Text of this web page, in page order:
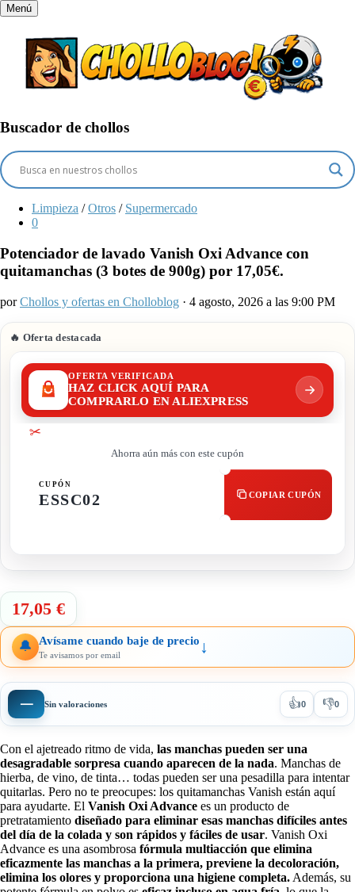
Menú
Buscador de chollos
Limpieza / Otros / Supermercado
0
Potenciador de lavado Vanish Oxi Advance con
quitamanchas (3 botes de 900g) por 17,05€.
porChollos y ofertas en Cholloblog · 4 agosto, 2026 a las 9:00 PM
🔥 Oferta destacada
OFERTA VERIFICADA
HAZ CLICK AQUÍ PARA
COMPRARLO EN ALIEXPRESS
✂
Ahorra aún más con este cupón
CUPÓN
ESSC02 COPIAR CUPÓN
17,05 €
🔔 Avísame cuando baje de precio
Te avisamos por email ↓
— Sin valoraciones 👍0 👎0
Con el ajetreado ritmo de vida, las manchas pueden ser una
desagradable sorpresa cuando aparecen de la nada. Manchas de
hierba, de vino, de tinta… todas pueden ser una pesadilla para intentar
quitarlas. Pero no te preocupes: los quitamanchas Vanish están aquí
para ayudarte. El Vanish Oxi Advance es un producto de
pretratamiento diseñado para eliminar esas manchas difíciles antes
del día de la colada y son rápidos y fáciles de usar. Vanish Oxi
Advance es una asombrosa fórmula multiacción que elimina
eficazmente las manchas a la primera, previene la decoloración,
elimina los olores y proporciona una higiene completa. Además, su